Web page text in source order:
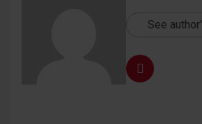
See